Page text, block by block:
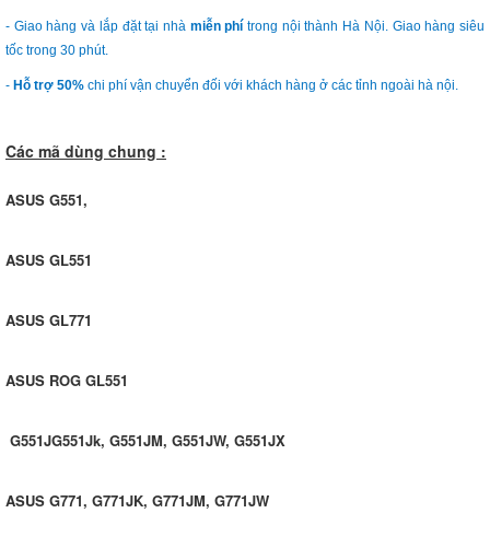
- Giao hàng và lắp đặt tại nhà miễn phí trong nội thành Hà Nội. Giao hàng siêu
tốc trong 30 phút.
- Hỗ trợ 50% chi phí vận chuyển đối với khách hàng ở các tỉnh ngoài hà nội.
Các mã dùng chung :
ASUS G551,
ASUS GL551
ASUS GL771
ASUS ROG GL551
G551JG551Jk, G551JM, G551JW, G551JX
ASUS G771, G771JK, G771JM, G771JW